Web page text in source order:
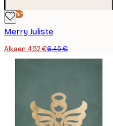
-30%*
Merry Juliste
Alkaen 4,52 €6,45 €